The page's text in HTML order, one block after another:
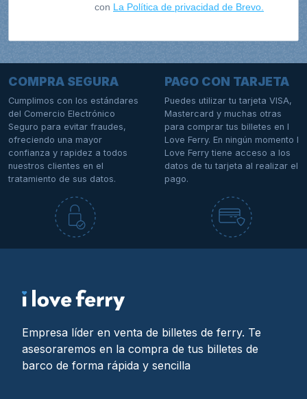
con La Política de privacidad de Brevo.
COMPRA SEGURA
Cumplimos con los estándares
del Comercio Electrónico
Seguro para evitar fraudes,
ofreciendo una mayor
confianza y rapidez a todos
nuestros clientes en el
tratamiento de sus datos.
PAGO CON TARJETA
Puedes utilizar tu tarjeta VISA,
Mastercard y muchas otras
para comprar tus billetes en I
Love Ferry. En ningún momento I
Love Ferry tiene acceso a los
datos de tu tarjeta al realizar el
pago.
Empresa líder en venta de billetes de ferry. Te
asesoraremos en la compra de tus billetes de
barco de forma rápida y sencilla